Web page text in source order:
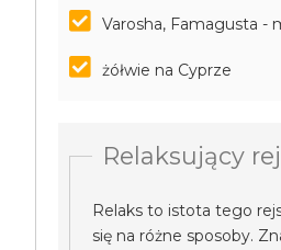
Varosha, Famagusta -
żółwie na Cyprze
Relaksujący
Relaks to istota tego
się na różne sposoby.